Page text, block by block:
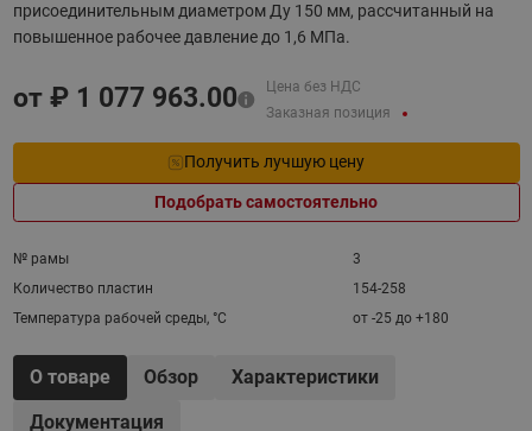
присоединительным диаметром Ду 150 мм, рассчитанный на
повышенное рабочее давление до 1,6 МПа.
от ₽ 1 077 963.00
Цена без НДС
Заказная позиция
Получить лучшую цену
Подобрать самостоятельно
№ рамы
3
Количество пластин
154-258
Температура рабочей среды, °С
от -25 до +180
О товаре Обзор
Характеристики
Документация